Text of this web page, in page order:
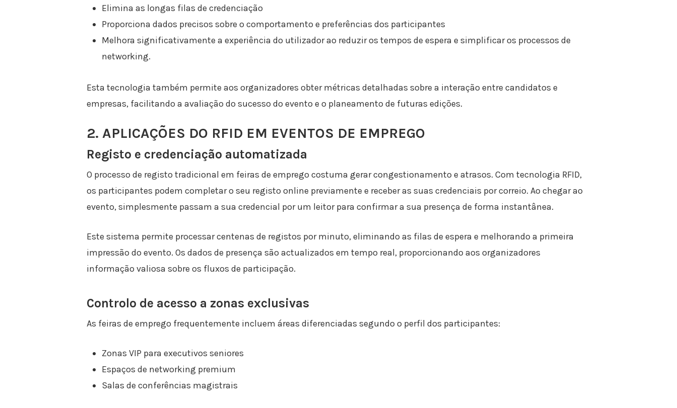
Elimina as longas filas de credenciação
Proporciona dados precisos sobre o comportamento e preferências dos participantes
Melhora significativamente a experiência do utilizador ao reduzir os tempos de espera e simplificar os processos de
networking.
Esta tecnologia também permite aos organizadores obter métricas detalhadas sobre a interação entre candidatos e
empresas, facilitando a avaliação do sucesso do evento e o planeamento de futuras edições.
2. APLICAÇÕES DO RFID EM EVENTOS DE EMPREGO
Registo e credenciação automatizada
O processo de registo tradicional em feiras de emprego costuma gerar congestionamento e atrasos. Com tecnologia RFID,
os participantes podem completar o seu registo online previamente e receber as suas credenciais por correio. Ao chegar ao
evento, simplesmente passam a sua credencial por um leitor para confirmar a sua presença de forma instantânea.
Este sistema permite processar centenas de registos por minuto, eliminando as filas de espera e melhorando a primeira
impressão do evento. Os dados de presença são actualizados em tempo real, proporcionando aos organizadores
informação valiosa sobre os fluxos de participação.
Controlo de acesso a zonas exclusivas
As feiras de emprego frequentemente incluem áreas diferenciadas segundo o perfil dos participantes:
Zonas VIP para executivos seniores
Espaços de networking premium
Salas de conferências magistrais